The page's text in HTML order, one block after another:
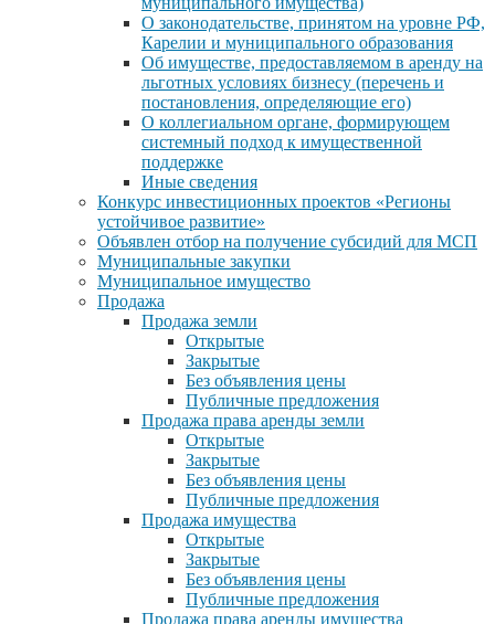
О законодательстве, принятом на уровне РФ,
Карелии и муниципального образования
Об имуществе, предоставляемом в аренду на
льготных условиях бизнесу (перечень и
постановления, определяющие его)
О коллегиальном органе, формирующем
системный подход к имущественной
поддержке
Иные сведения
Конкурс инвестиционных проектов «Регионы
устойчивое развитие»
Объявлен отбор на получение субсидий для МСП
Муниципальные закупки
Муниципальное имущество
Продажа
Продажа земли
Открытые
Закрытые
Без объявления цены
Публичные предложения
Продажа права аренды земли
Открытые
Закрытые
Без объявления цены
Публичные предложения
Продажа имущества
Открытые
Закрытые
Без объявления цены
Публичные предложения
Продажа права аренды имущества